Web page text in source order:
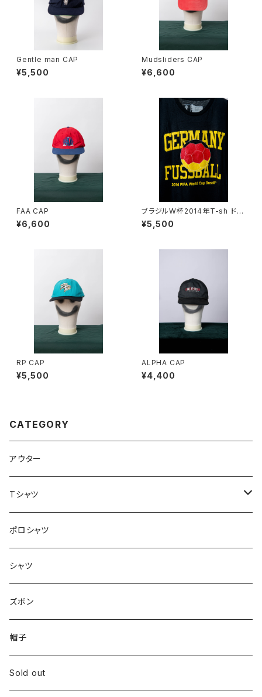
Gentle man CAP
¥5,500
Mudsliders CAP
¥6,600
FAA CAP
¥6,600
ブラジルW杯2014年T-sh ドイ
ツ代表
¥5,500
RP CAP
¥5,500
ALPHA CAP
¥4,400
CATEGORY
アウター
Tシャツ
ロンT
ポロシャツ
シャツ
ズボン
帽子
Sold out